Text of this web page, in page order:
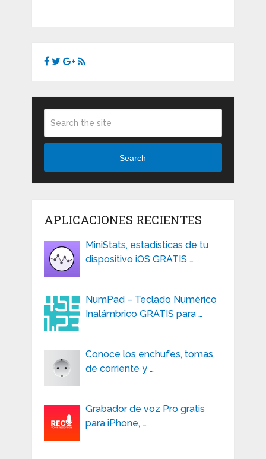
Search
APLICACIONES RECIENTES
MiniStats, estadísticas de tu
dispositivo iOS GRATIS …
NumPad – Teclado Numérico
Inalámbrico GRATIS para …
Conoce los enchufes, tomas
de corriente y …
Grabador de voz Pro gratis
para iPhone, …